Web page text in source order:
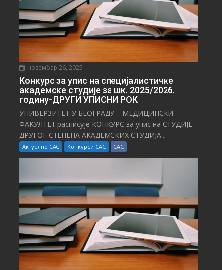
новембар 26, 2025
Конкурс за упис на специјалистичке
академске студије за шк. 2025/2026.
годину-ДРУГИ УПИСНИ РОК
УНИВЕРЗИТЕТ У БЕОГРАДУ – МЕДИЦИНСКИ
ФАКУЛТЕТ расписује КОНКУРС за упис на СТУДИЈЕ
ДРУГОГ СТЕПЕНА АКАДЕМСКИХ СТУДИЈА...
Актуелно САС Конкурси САС САС